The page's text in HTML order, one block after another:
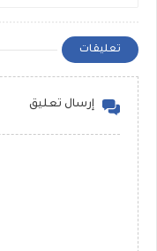
تعليقات
إرسال تعليق